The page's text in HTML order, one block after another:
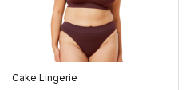
Cake Lingerie